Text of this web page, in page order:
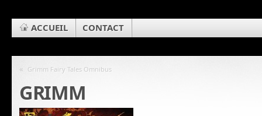
ACCUEIL CONTACT
« Grimm Fairy Tales Omnibus
GRIMM